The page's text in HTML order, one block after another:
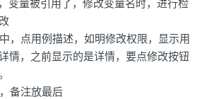
变量被引用了，修改变量名时，进行检
，点用例描述，如明修改权限，显示用
情，之前显示的是详情，要点修改按钮
备注放最后